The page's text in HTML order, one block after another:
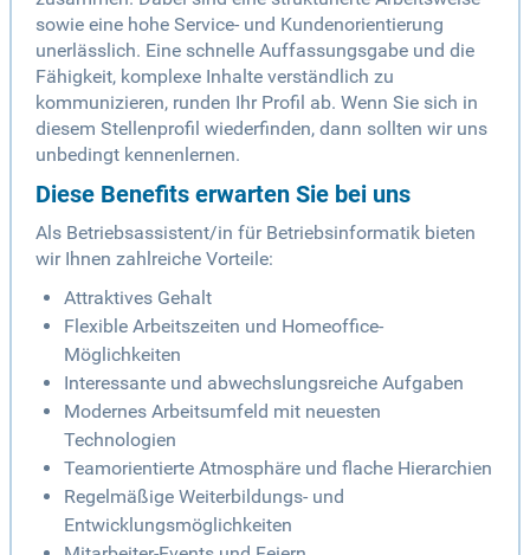
sowie eine hohe Service- und Kundenorientierung
unerlässlich. Eine schnelle Auffassungsgabe und die
Fähigkeit, komplexe Inhalte verständlich zu
kommunizieren, runden Ihr Profil ab. Wenn Sie sich in
diesem Stellenprofil wiederfinden, dann sollten wir uns
unbedingt kennenlernen.
Diese Benefits erwarten Sie bei uns
Als Betriebsassistent/in für Betriebsinformatik bieten
wir Ihnen zahlreiche Vorteile:
Attraktives Gehalt
Flexible Arbeitszeiten und Homeoffice-
Möglichkeiten
Interessante und abwechslungsreiche Aufgaben
Modernes Arbeitsumfeld mit neuesten
Technologien
Teamorientierte Atmosphäre und flache Hierarchien
Regelmäßige Weiterbildungs- und
Entwicklungsmöglichkeiten